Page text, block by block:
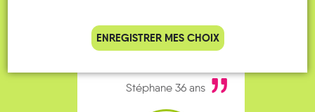
complet alors j’ai testé Rezo
Pouce. Comme ça marche
Stéphane 36 ans
ENREGISTRER MES CHOIX